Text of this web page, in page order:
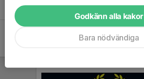
Godkänn alla kakor
Bara nödvändiga